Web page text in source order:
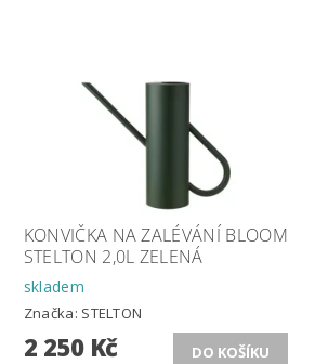
KONVIČKA NA ZALÉVÁNÍ BLOOM
STELTON 2,0L ZELENÁ
skladem
Značka: STELTON
2 250 Kč